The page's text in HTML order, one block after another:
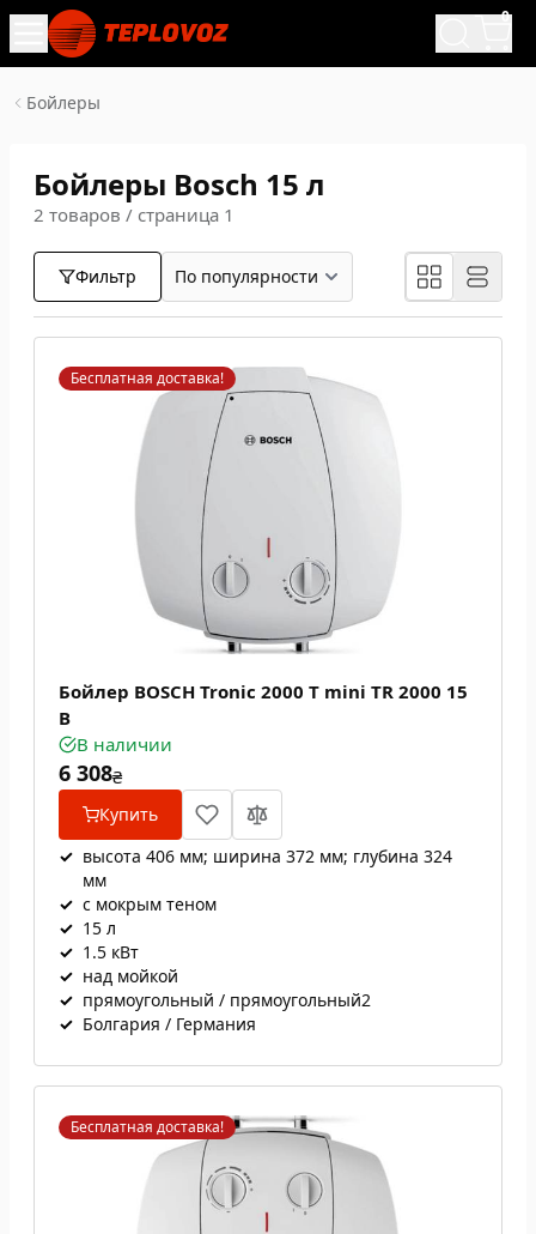
0
Бойлеры
Бойлеры Bosch 15 л
2 товаров / страница 1
Фильтр
Бесплатная доставка!
Бойлер BOSCH Tronic 2000 T mini TR 2000 15
B
В наличии
6 308₴
Купить
✓ высота 406 мм; ширина 372 мм; глубина 324
мм
✓ с мокрым теном
✓ 15 л
✓ 1.5 кВт
✓ над мойкой
✓ прямоугольный / прямоугольный2
✓ Болгария / Германия
Бесплатная доставка!